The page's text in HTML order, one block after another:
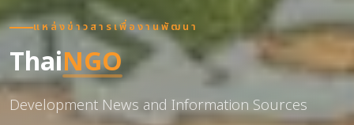
แหล่งข่าวสารเพื่องานพัฒนา
ThaiNGO
Development News and Information Sources